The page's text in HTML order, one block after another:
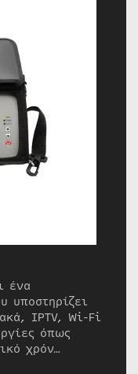
ένα
υποστηρίζει
IPTV, Wi-Fi
όπως
χρόν…